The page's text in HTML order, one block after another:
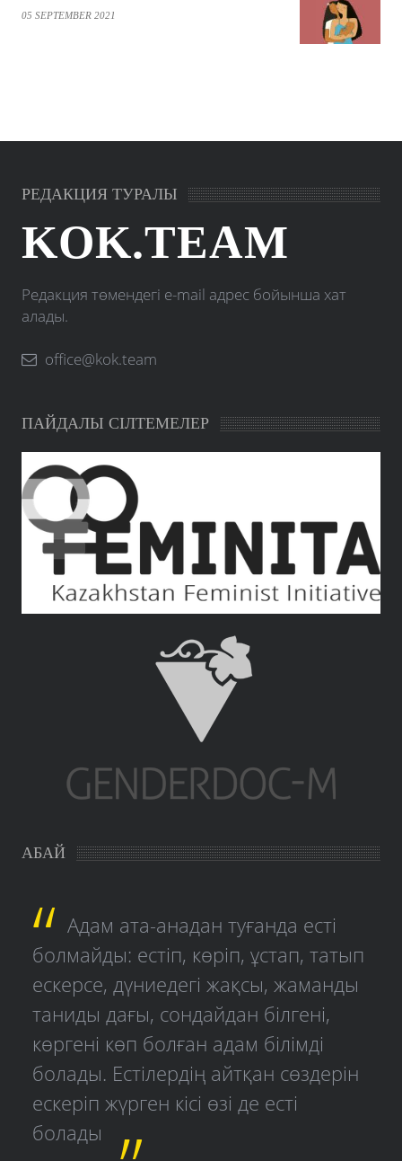
05 SEPTEMBER 2021
РЕДАКЦИЯ ТУРАЛЫ
KOK.TEAM
Редакция төмендегі e-mail адрес бойынша хат
алады.
office@kok.team
ПАЙДАЛЫ СІЛТЕМЕЛЕР
АБАЙ
Адам ата-анадан туғанда есті
болмайды: естіп, көріп, ұстап, татып
ескерсе, дүниедегі жақсы, жаманды
таниды дағы, сондайдан білгені,
көргені көп болған адам білімді
болады. Естілердің айтқан сөздерін
ескеріп жүрген кісі өзі де есті
болады